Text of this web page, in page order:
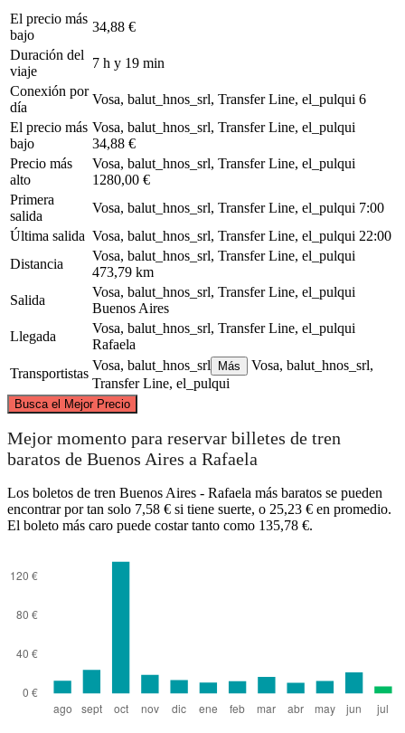
El precio más
bajo
34,88 €
Duración del
viaje
7 h y 19 min
Conexión por
día
Vosa, balut_hnos_srl, Transfer Line, el_pulqui 6
El precio más
bajo
Vosa, balut_hnos_srl, Transfer Line, el_pulqui
34,88 €
Precio más
alto
Vosa, balut_hnos_srl, Transfer Line, el_pulqui
1280,00 €
Primera
salida
Vosa, balut_hnos_srl, Transfer Line, el_pulqui 7:00
Última salida Vosa, balut_hnos_srl, Transfer Line, el_pulqui 22:00
Distancia
Vosa, balut_hnos_srl, Transfer Line, el_pulqui
473,79 km
Salida
Vosa, balut_hnos_srl, Transfer Line, el_pulqui
Buenos Aires
Llegada
Vosa, balut_hnos_srl, Transfer Line, el_pulqui
Rafaela
Transportistas
Vosa, balut_hnos_srl Más
Vosa, balut_hnos_srl,
Transfer Line, el_pulqui
Busca el Mejor Precio
©CARTO
Mejor momento para reservar billetes de tren
baratos de Buenos Aires a Rafaela
Los boletos de tren Buenos Aires - Rafaela más baratos se pueden
encontrar por tan solo 7,58 € si tiene suerte, o 25,23 € en promedio.
El boleto más caro puede costar tanto como 135,78 €.